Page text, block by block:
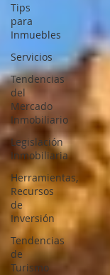
Tips
para
Inmuebles
Servicios
Tendencias
del
Mercado
Inmobiliario
Legislación
Inmobiliaria
Herramientas,
Recursos
de
Inversión
Tendencias
de
Turismo